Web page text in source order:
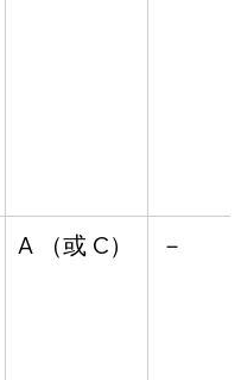
A （或 C） －